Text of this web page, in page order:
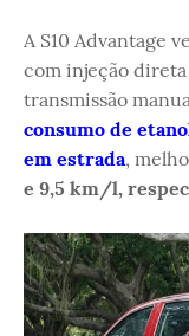
A S10 Advantage
com injeção
transmissão
consumo de
em estrada,
e 9,5 km/l,